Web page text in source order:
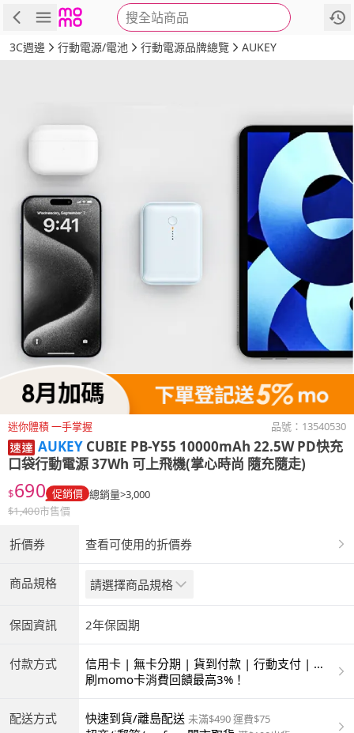
搜全站商品
商品 評價 詳情
3C週邊 行動電源/電池 行動電源品牌總覽 AUKEY
迷你體積 一手掌握 品號： 13540530
AUKEY CUBIE PB-Y55 10000mAh 22.5W PD快充
口袋行動電源 37Wh 可上飛機(掌心時尚 隨充隨走)
$690 促銷價 總銷量>3,000
$1,400市售價
折價券 查看可使用的折價券
商品規格 請選擇商品規格
保固資訊 2年保固期
付款方式
信用卡 | 無卡分期 | 貨到付款 | 行動支付 | 超
商付款 | ATM | 銀聯卡
刷momo卡消費回饋最高3%！
配送方式 快速到貨/離島配送 未滿$490 運費$75